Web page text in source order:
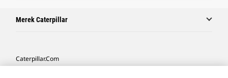
Merek Caterpillar
Caterpillar.com